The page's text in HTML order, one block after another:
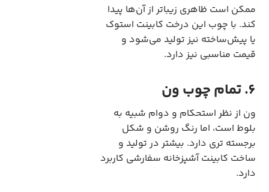
ممکن است ظاهری زیباتر از آن‌ها پیدا
کند. با چوب این درخت کابینت استوک
یا پیش‌ساخته نیز تولید می‌شود و
قیمت مناسبی نیز دارد.
6. تمام چوب ون
ون از نظر استحکام و دوام شبیه به
بلوط است، اما رنگ روشن و شکل
برجسته تری دارد. بیشتر در تولید و
ساخت کابینت آشپزخانه سفارشی کاربرد
دارد.